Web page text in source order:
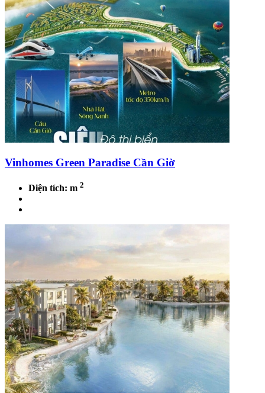
Vinhomes Green Paradise Cần Giờ
Diện tích: m 2